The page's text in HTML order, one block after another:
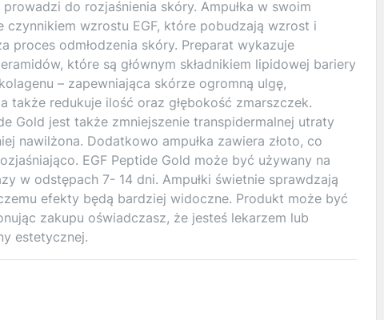
do rozjaśnienia skóry. Ampułka w swoim
czynnikiem wzrostu EGF, które pobudzają wzrost i
proces odmłodzenia skóry. Preparat wykazuje
które są głównym składnikiem lipidowej bariery
– zapewniająca skórze ogromną ulgę,
także redukuje ilość oraz głębokość zmarszczek.
Gold jest także zmniejszenie transpidermalnej utraty
nawilżona. Dodatkowo ampułka zawiera złoto, co
EGF Peptide Gold może być używany na
w odstępach 7- 14 dni. Ampułki świetnie sprawdzają
efekty będą bardziej widoczne. Produkt może być
zakupu oświadczasz, że jesteś lekarzem lub
estetycznej.